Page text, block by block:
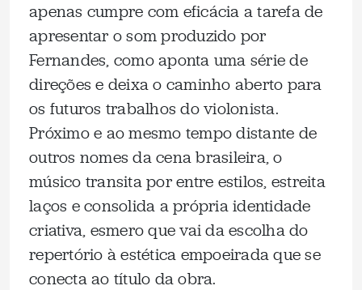
apenas cumpre com eficácia a tarefa de
apresentar o som produzido por
Fernandes, como aponta uma série de
direções e deixa o caminho aberto para
os futuros trabalhos do violonista.
Próximo e ao mesmo tempo distante de
outros nomes da cena brasileira, o
músico transita por entre estilos, estreita
laços e consolida a própria identidade
criativa, esmero que vai da escolha do
repertório à estética empoeirada que se
conecta ao título da obra.